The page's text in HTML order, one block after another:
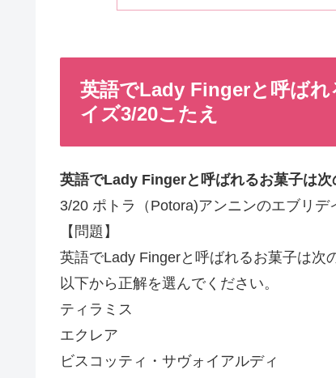
英語でLady Fingerと呼ば
イズ3/20こたえ
英語でLady Fingerと呼ばれるお菓子は次
3/20 ポトラ（Potora)アンニンのエブリデ
【問題】
英語でLady Fingerと呼ばれるお菓子は次
以下から正解を選んでください。
ティラミス
エクレア
ビスコッティ・サヴォイアルディ